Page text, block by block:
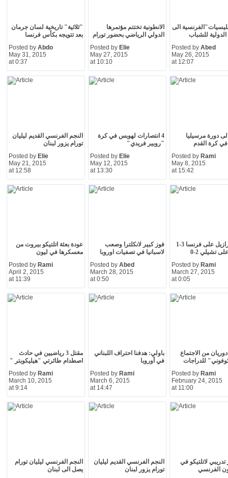
"ثلاثية" تاريخية لسان جرمان
بعد تتويجه بكأس فرنسا
Posted by Abdo
May 31, 2015
at 0:37
الانطونية تختتم مؤتمرها
الدولي الرياضي بحضور تورام
Posted by Elie
May 27, 2015
at 10:10
الى
الدولية للشباب
Posted by Abed
May 26, 2015
at 12:07
النجم الفرنسي القديم ليليان
تورام يزور لبنان
Posted by Elie
May 21, 2015
at 12:58
4 انتصارات لهوبس في كرة
"روبير فريدي"
Posted by Elie
May 12, 2015
at 13:30
دورة مرسيليا
في كرة القدم
Posted by Rami
May 8, 2015
at 15:42
عودة بعثة اتلتيكو بيروت من
معسكرها في ليون
Posted by Rami
April 2, 2015
at 11:39
فوز كبير لانكلترا وصعب
لاسبانيا في تصفيات اوروبا
Posted by Abed
March 28, 2015
at 0:50
فوز البرازيل على فرنسا 3-1
تشيلي 2-0
Posted by Rami
March 27, 2015
at 0:05
مقتل 3 رياضيين في حادث
اصطدام طائرتي "هيليكوبتر "
Posted by Rami
March 10, 2015
at 9:14
باولي: هدفنا احتراف اللبناني
في أوروبا
Posted by Rami
March 6, 2015
at 14:47
من الاجتماع
للدراجات
Posted by Rami
February 24, 2015
at 11:00
النجم الفرنسي ليليان تورام
يصل الى لبنان
النجم الفرنسي القديم ليليان
تورام يزور لبنان
لاتلتيكو في
الفرنسي